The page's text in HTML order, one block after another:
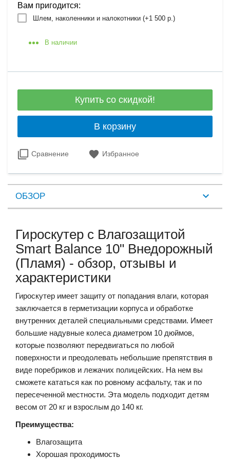
Вам пригодится:
Шлем, наколенники и налокотники (+1 500 р.)
В наличии
Купить со скидкой!
В корзину
Сравнение Избранное
ОБЗОР
Гироскутер с Влагозащитой
Smart Balance 10" Внедорожный
(Пламя) - обзор, отзывы и
характеристики
Гироскутер имеет защиту от попадания влаги, которая
заключается в герметизации корпуса и обработке
внутренних деталей специальными средствами. Имеет
большие надувные колеса диаметром 10 дюймов,
которые позволяют передвигаться по любой
поверхности и преодолевать небольшие препятствия в
виде поребриков и лежачих полицейских. На нем вы
сможете кататься как по ровному асфальту, так и по
пересеченной местности. Эта модель подходит детям
весом от 20 кг и взрослым до 140 кг.
Преимущества:
Влагозащита
Хорошая проходимость